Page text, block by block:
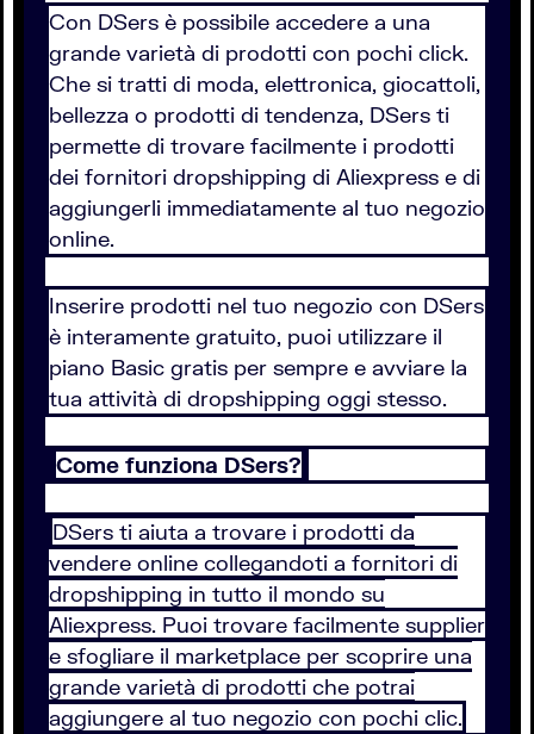
Con DSers è possibile accedere a una
grande varietà di prodotti con pochi click.
Che si tratti di moda, elettronica, giocattoli,
bellezza o prodotti di tendenza, DSers ti
permette di trovare facilmente i prodotti
dei fornitori dropshipping di Aliexpress e di
aggiungerli immediatamente al tuo negozio
online.
Inserire prodotti nel tuo negozio con DSers
è interamente gratuito, puoi utilizzare il
piano Basic gratis per sempre e avviare la
tua attività di dropshipping oggi stesso.
Come funziona DSers?
DSers ti aiuta a trovare i prodotti da
vendere online collegandoti a fornitori di
dropshipping in tutto il mondo su
Aliexpress. Puoi trovare facilmente supplier
e sfogliare il marketplace per scoprire una
grande varietà di prodotti che potrai
aggiungere al tuo negozio con pochi clic.